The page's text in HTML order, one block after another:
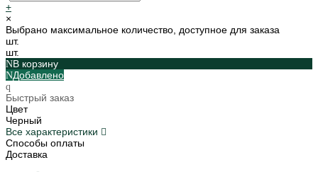
+
×
Выбрано максимальное количество, доступное для заказа
шт.
шт.
В корзину
Добавлено
Быстрый заказ
Цвет
Черный
Все характеристики
Способы оплаты
Доставка